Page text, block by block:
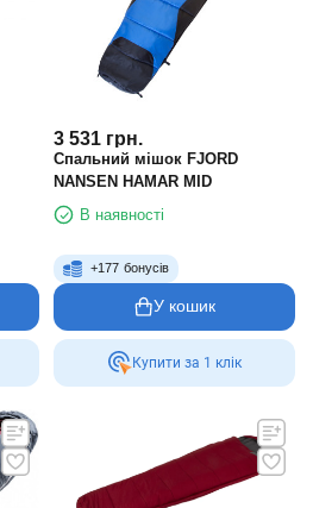
3 531 грн.
Спальний мішок FJORD
NANSEN HAMAR MID
В наявності
+177 бонусів
У кошик
Купити за 1 клiк